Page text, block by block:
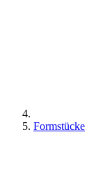
Formstücke